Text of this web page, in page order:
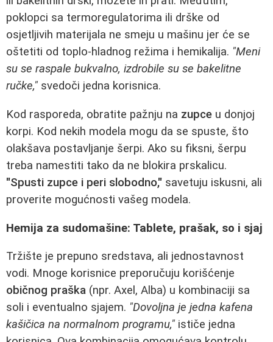
poklopci sa termoregulatorima ili drške od
osjetljivih materijala ne smeju u mašinu jer će se
oštetiti od toplo-hladnog režima i hemikalija. "Meni
su se raspale bukvalno, izdrobile su se bakelitne
ručke," svedoči jedna korisnica.
Kod rasporeda, obratite pažnju na zupce u donjoj
korpi. Kod nekih modela mogu da se spuste, što
olakšava postavljanje šerpi. Ako su fiksni, šerpu
treba namestiti tako da ne blokira prskalicu.
"Spusti zupce i peri slobodno," savetuju iskusni, ali
proverite mogućnosti vašeg modela.
Hemija za sudomašine: Tablete, prašak, so i sjaj
Tržište je prepuno sredstava, ali jednostavnost
vodi. Mnoge korisnice preporučuju korišćenje
običnog praška (npr. Axel, Alba) u kombinaciji sa
soli i eventualno sjajem. "Dovoljna je jedna kafena
kašičica na normalnom programu," ističe jedna